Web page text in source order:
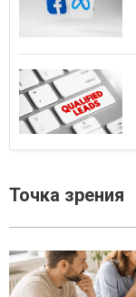
Точка зрения